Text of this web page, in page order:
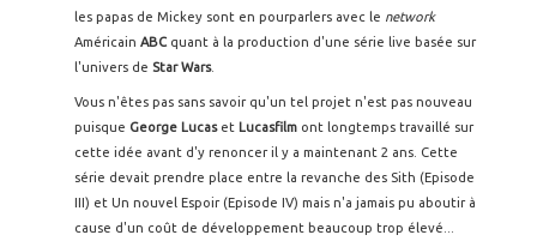
les papas de Mickey sont en pourparlers avec le network
Américain ABC quant à la production d'une série live basée sur
l'univers de Star Wars.
Vous n'êtes pas sans savoir qu'un tel projet n'est pas nouveau
puisque George Lucas et Lucasfilm ont longtemps travaillé sur
cette idée avant d'y renoncer il y a maintenant 2 ans. Cette
série devait prendre place entre la revanche des Sith (Episode
III) et Un nouvel Espoir (Episode IV) mais n'a jamais pu aboutir à
cause d'un coût de développement beaucoup trop élevé...